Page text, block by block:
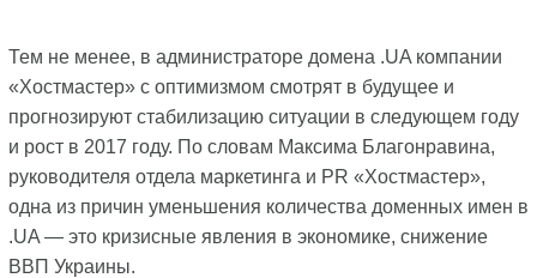
Тем не менее, в администраторе домена .UA компании
«Хостмастер» с оптимизмом смотрят в будущее и
прогнозируют стабилизацию ситуации в следующем году
и рост в 2017 году. По словам Максима Благонравина,
руководителя отдела маркетинга и PR «Хостмастер»,
одна из причин уменьшения количества доменных имен в
.UA — это кризисные явления в экономике, снижение
ВВП Украины.